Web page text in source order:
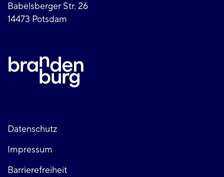
Babelsberger Str. 26
14473 Potsdam
Fußzeile
links
Datenschutz
Impressum
Barrierefreiheit